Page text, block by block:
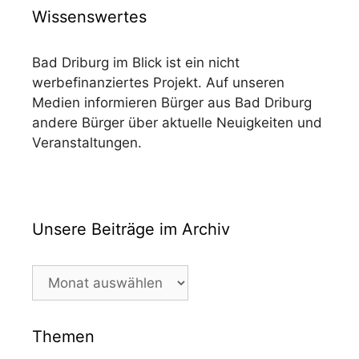
Wissenswertes
Bad Driburg im Blick ist ein nicht
werbefinanziertes Projekt. Auf unseren
Medien informieren Bürger aus Bad Driburg
andere Bürger über aktuelle Neuigkeiten und
Veranstaltungen.
Unsere Beiträge im Archiv
Unsere
Archiv
Themen